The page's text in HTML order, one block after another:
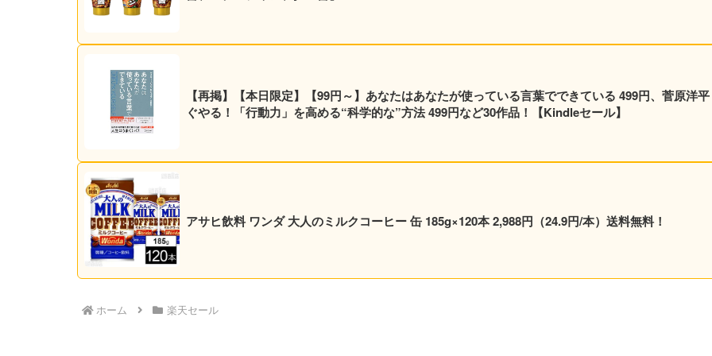
【再掲】【本日限定】【99円～】あなたはあなたが使っている言葉でできている 499円、菅原洋
ぐやる！「行動力」を高める“科学的な”方法 499円など30作品！【Kindleセール】
アサヒ飲料 ワンダ 大人のミルクコーヒー 缶 185g×120本 2,988円（24.9円/本）送料無料！
ホーム 楽天セール